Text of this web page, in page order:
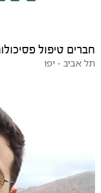
חברים טיפול
תל אביב - יפו